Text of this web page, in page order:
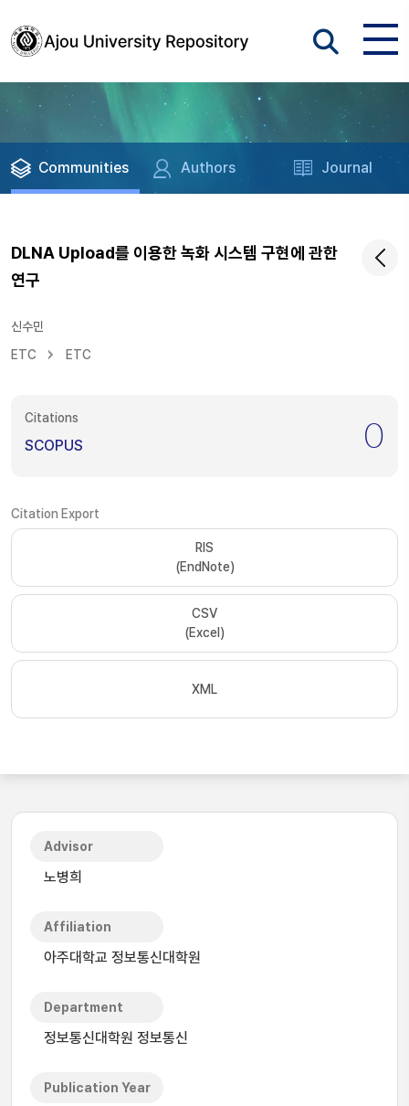
Communities Authors Journal
DLNA Upload를 이용한 녹화 시스템 구현에 관한
연구
신수민
ETC
ETC
Citations
SCOPUS 0
Citation Export
RIS
(EndNote)
CSV
(Excel)
XML
Advisor
노병희
Affiliation
아주대학교 정보통신대학원
Department
정보통신대학원 정보통신
Publication Year